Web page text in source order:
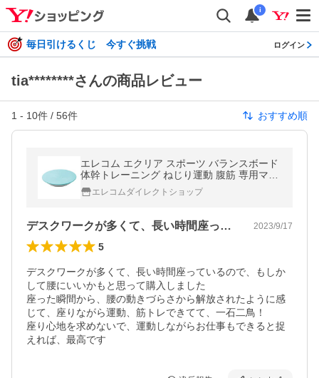
i
毎日引けるくじ 今すぐ挑戦 ログイン
tia********さんの商品レビュー
1 - 10件 / 56件 おすすめ順
エレコム エクリア スポーツ バランスボード
体幹トレーニング ねじり運動 腹筋 専用マッ
ト シェイプアップ ダイエット ウエスト ライ
トブルー HCF-BDBUL
エレコムダイレクトショップ
デスクワークが多くて、長い時間座ってい… 2023/9/17
5
デスクワークが多くて、長い時間座っているので、もしか
して腰にいいかもと思って購入しました
座った瞬間から、腰の動きづらさから解放されたように感
じて、座りながら運動、筋トレできてて、一石二鳥！
座り心地を求めないで、運動しながらお仕事もできると捉
えれば、最高です